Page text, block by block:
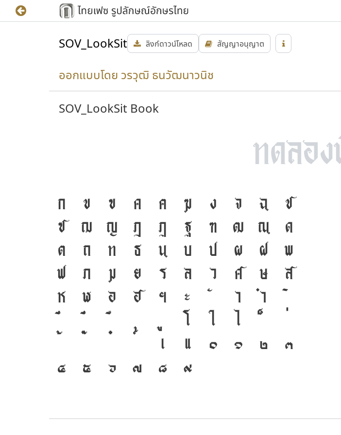
SOV_LookSit ลิงก์ดาวน์โหลด สัญญาอนุญาต
ออกแบบโดย วรวุฒิ ธนวัฒนาวนิช
SOV_LookSit Book
ก ข ฃ ค ฅ ฆ ง จ ฉ
ช
ซ
ฌ ญ ฎ ฏ ฐ ฑ ฒ ณ
ด
ต
ถ ท ธ น บ ป ผ ฝ
พ
ฟ
ภ ม ย ร ล ว ศ ษ
ส
ห
ฬ อ ฮ ฯ ะ า
ำ
โ
ใ
ไ
เ
แ ๐ ๑ ๒
๓
๔
๕ ๖ ๗ ๘ ๙